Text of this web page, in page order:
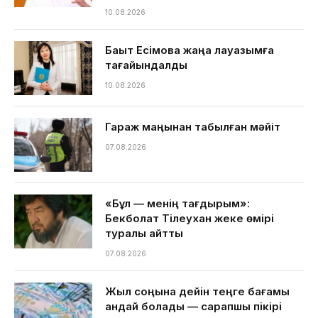
10.08.2026
Бақыт Есімова жаңа лауазымға
тағайындалды
10.08.2026
Гараж маңынан табылған мәйіт
07.08.2026
«Бұл — менің тағдырым»:
Бекболат Тілеухан жеке өмірі
туралы айтты
07.08.2026
Жыл соңына дейін теңге бағамы
қандай болады — сарапшы пікірі